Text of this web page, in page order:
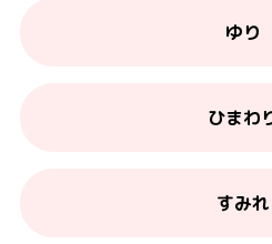
ゆり
ひまわ
すみれ